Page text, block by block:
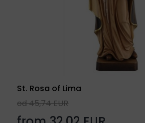
St. Rosa of Lima
od 45,74 EUR